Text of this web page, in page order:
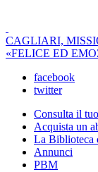
CAGLIARI,
«FELICE ED
facebook
twitter
Consulta il
Acquista un
La Biblioteca
Annunci
PBM